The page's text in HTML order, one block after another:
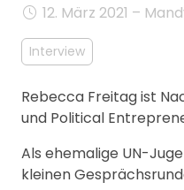
12. März 2021 –
Interview
Rebecca Freitag ist
und Political
Als ehemalige UN-
kleinen